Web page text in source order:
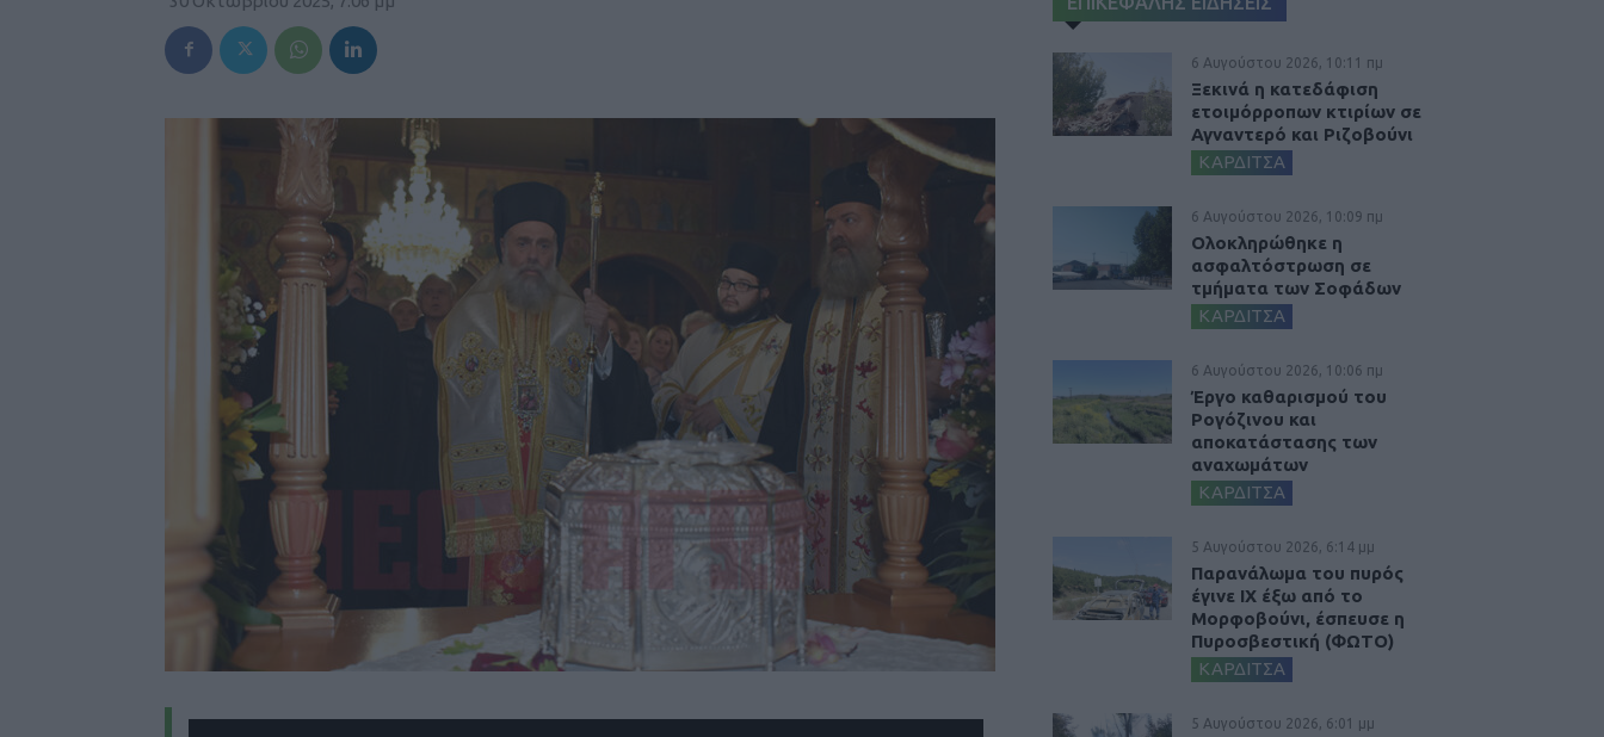
6 Αυγούστου 2026, 10:11 πμ
Ξεκινά η κατεδάφιση
ετοιμόρροπων κτιρίων σε
Αγναντερό και Ριζοβούνι
ΚΑΡΔΙΤΣΑ
6 Αυγούστου 2026, 10:09 πμ
Ολοκληρώθηκε η
ασφαλτόστρωση σε
τμήματα των Σοφάδων
ΚΑΡΔΙΤΣΑ
6 Αυγούστου 2026, 10:06 πμ
Έργο καθαρισμού του
Ρογόζινου και
αποκατάστασης των
αναχωμάτων
ΚΑΡΔΙΤΣΑ
5 Αυγούστου 2026, 6:14 μμ
Παρανάλωμα του πυρός
έγινε ΙΧ έξω από το
Μορφοβούνι, έσπευσε η
Πυροσβεστική (ΦΩΤΟ)
ΚΑΡΔΙΤΣΑ
5 Αυγούστου 2026, 6:01 μμ